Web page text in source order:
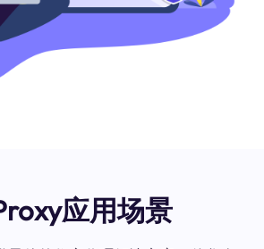
应用场景